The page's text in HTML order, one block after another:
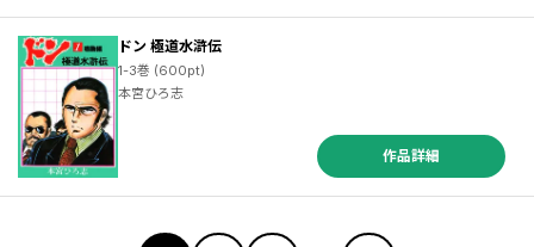
ドン 極道水滸伝
1-3巻 (600pt)
本宮ひろ志
作品詳細